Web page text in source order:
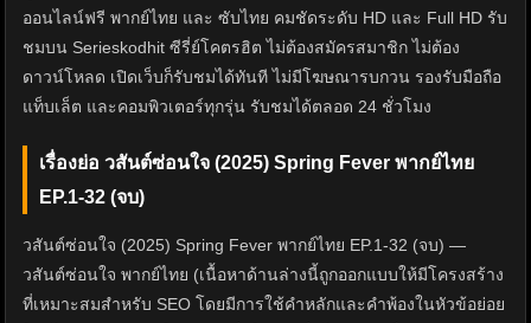
ออนไลน์ฟรี พากย์ไทย และ ซับไทย คมชัดระดับ HD และ Full HD รับ
ชมบน Serieskodhit ซีรี่ย์โคตรฮิต ไม่ต้องสมัครสมาชิก ไม่ต้อง
ดาวน์โหลด เปิดเว็บก็รับชมได้ทันที ไม่มีโฆษณารบกวน รองรับมือถือ
แท็บเล็ต และคอมพิวเตอร์ทุกรุ่น รับชมได้ตลอด 24 ชั่วโมง
เรื่องย่อ วสันต์ซ่อนใจ (2025) Spring Fever พากย์ไทย
EP.1-32 (จบ)
วสันต์ซ่อนใจ (2025) Spring Fever พากย์ไทย EP.1-32 (จบ) —
วสันต์ซ่อนใจ พากย์ไทย (เนื้อหาด้านล่างนี้ถูกออกแบบให้มีโครงสร้าง
ที่เหมาะสมสำหรับ SEO โดยมีการใช้คำหลักและคำพ้องในหัวข้อย่อย